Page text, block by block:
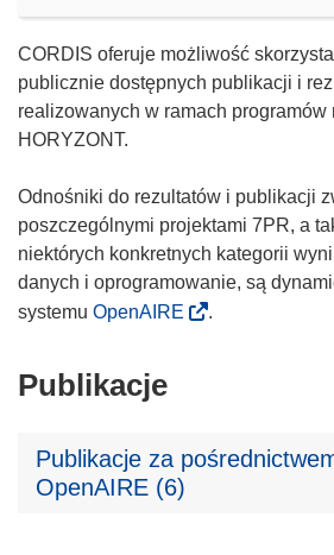
CORDIS oferuje możliwość
publicznie dostępnych publikacji i
realizowanych w ramach programów
HORYZONT.
Odnośniki do rezultatów i publikacji
poszczególnymi projektami 7PR, a
niektórych konkretnych kategorii
danych i oprogramowanie, są
systemu OpenAIRE .
Publikacje
Publikacje za
OpenAIRE (6)